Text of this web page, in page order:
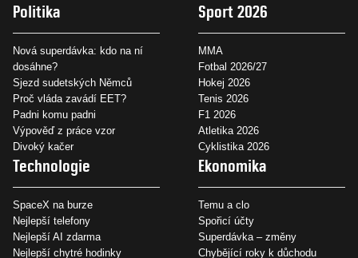
Politika
Nová superdávka: kdo na ní
dosáhne?
Sjezd sudetských Němců
Proč vláda zavádí EET?
Padni komu padni
Výpověď z práce vzor
Divoký kačer
Sport 2026
MMA
Fotbal 2026/27
Hokej 2026
Tenis 2026
F1 2026
Atletika 2026
Cyklistika 2026
Technologie
SpaceX na burze
Nejlepší telefony
Nejlepší AI zdarma
Nejlepší chytré hodinky
Ekonomika
Temu a clo
Spořicí účty
Superdávka – změny
Chybějící roky k důchodu